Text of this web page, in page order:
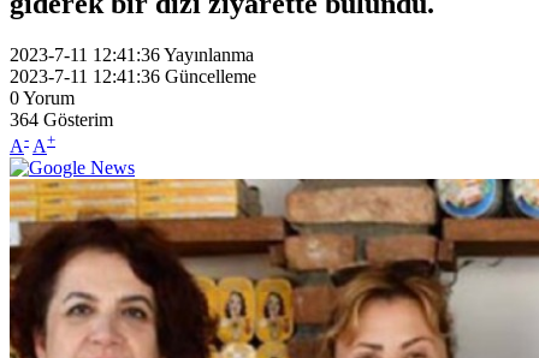
2023-7-11 12:41:36Yayınlanma
2023-7-11 12:41:36 Güncelleme
0Yorum
364 Gösterim
A- A+